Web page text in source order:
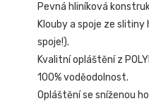
Pevná hliníková
Klouby a spoje ze slitiny
spoje!).
Kvalitní opláštění z
100% voděodolnost.
Opláštění se sníženou